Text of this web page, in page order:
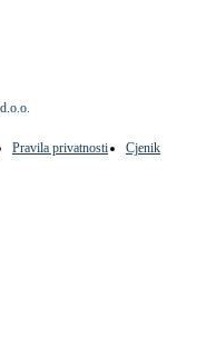
Pravila privatnosti
Cjenik